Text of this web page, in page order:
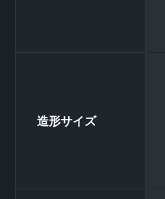
造形サイズ